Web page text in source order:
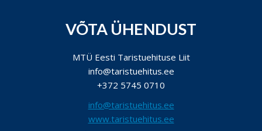
VÕTA ÜHENDUST
MTÜ Eesti Taristuehituse Liit
info@taristuehitus.ee
+372 5745 0710
info@taristuehitus.ee
www.taristuehitus.ee